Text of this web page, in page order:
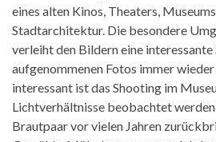
eines alten Kinos, Theaters,
Stadtarchitektur. Die besondere
verleiht den Bildern eine interessante
aufgenommenen Fotos immer
interessant ist das Shooting im
Lichtverhältnisse beobachtet werden
Brautpaar vor vielen Jahren